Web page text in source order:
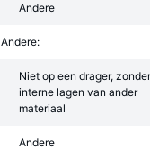
Andere
Andere:
Niet op een drager, zonder
interne lagen van ander
materiaal
Andere